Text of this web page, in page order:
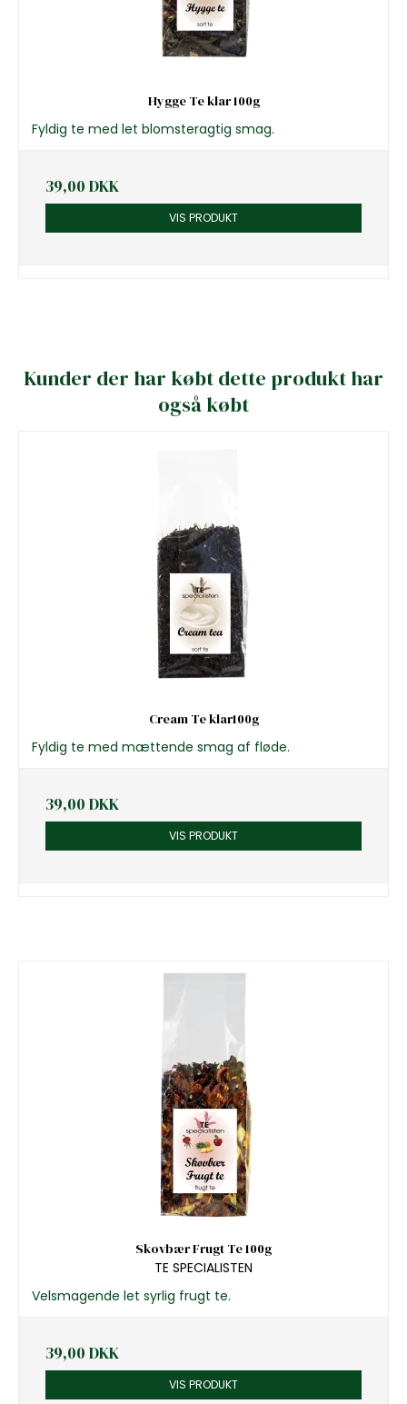
Hygge Te klar 100g
Fyldig te med let blomsteragtig smag.
39,00 DKK
VIS PRODUKT
Kunder der har købt dette produkt har
også købt
Cream Te klar100g
Fyldig te med mættende smag af fløde.
39,00 DKK
VIS PRODUKT
Skovbær Frugt Te 100g
TE SPECIALISTEN
Velsmagende let syrlig frugt te.
39,00 DKK
VIS PRODUKT